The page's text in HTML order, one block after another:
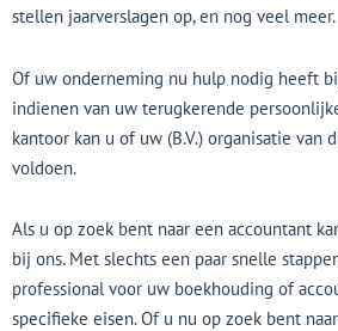
stellen jaarverslagen op, en nog veel meer.
Of uw onderneming nu hulp nodig heeft
indienen van uw terugkerende
kantoor kan u of uw (B.V.) organisatie
voldoen.
Als u op zoek bent naar een accountant
bij ons. Met slechts een paar snelle
professional voor uw boekhouding of
specifieke eisen. Of u nu op zoek bent